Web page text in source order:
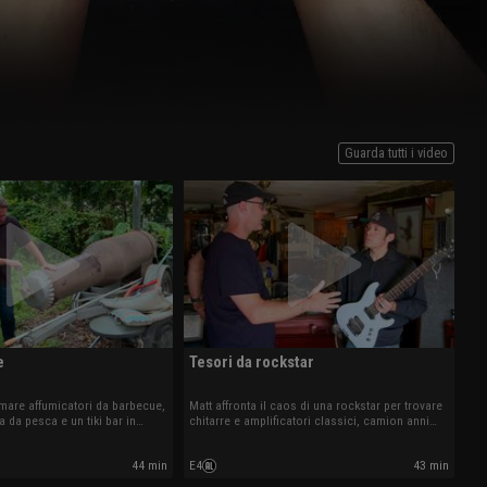
Guarda tutti i video
affumicatori da barbecue,
da pesca e un tiki bar in
di termiti potrebbe
44 min
Tesori da rockstar
Matt affronta il caos di una rockstar per trovare
chitarre e amplificatori classici, camion anni
squadra.
E4 43 min